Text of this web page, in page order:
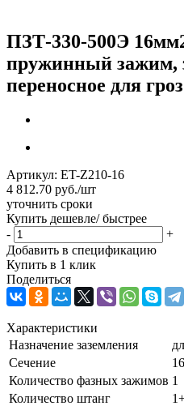
ПЗТ-330-500Э
пружинный зажим,
переносное для
Артикул: ET-Z210-16
4 812.70 руб./шт
уточнить сроки
Купить дешевле/ быстрее
-
+
Добавить в спецификацию
Купить в 1 клик
Поделиться
Характеристики
Назначение заземления
Сечение
Количество фазных зажимов 1
Количество штанг